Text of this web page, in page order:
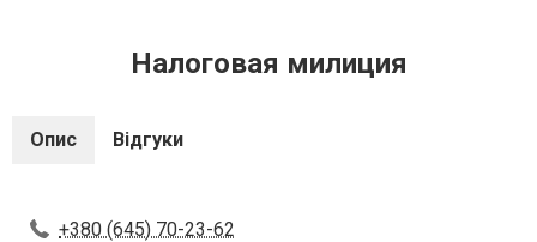
Налоговая милиция
Опис Відгуки
+380 (645) 70-23-62